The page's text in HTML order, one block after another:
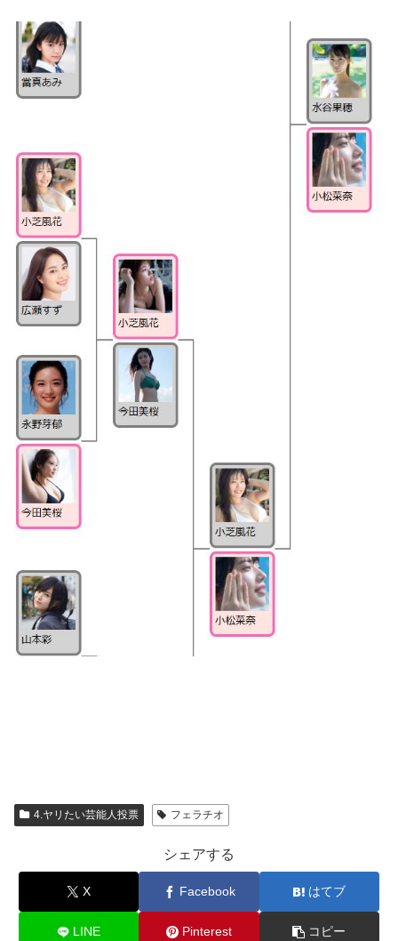
4.ヤリたい芸能人投票 フェラチオ
シェアする
X Facebook はてブ
LINE Pinterest コピー